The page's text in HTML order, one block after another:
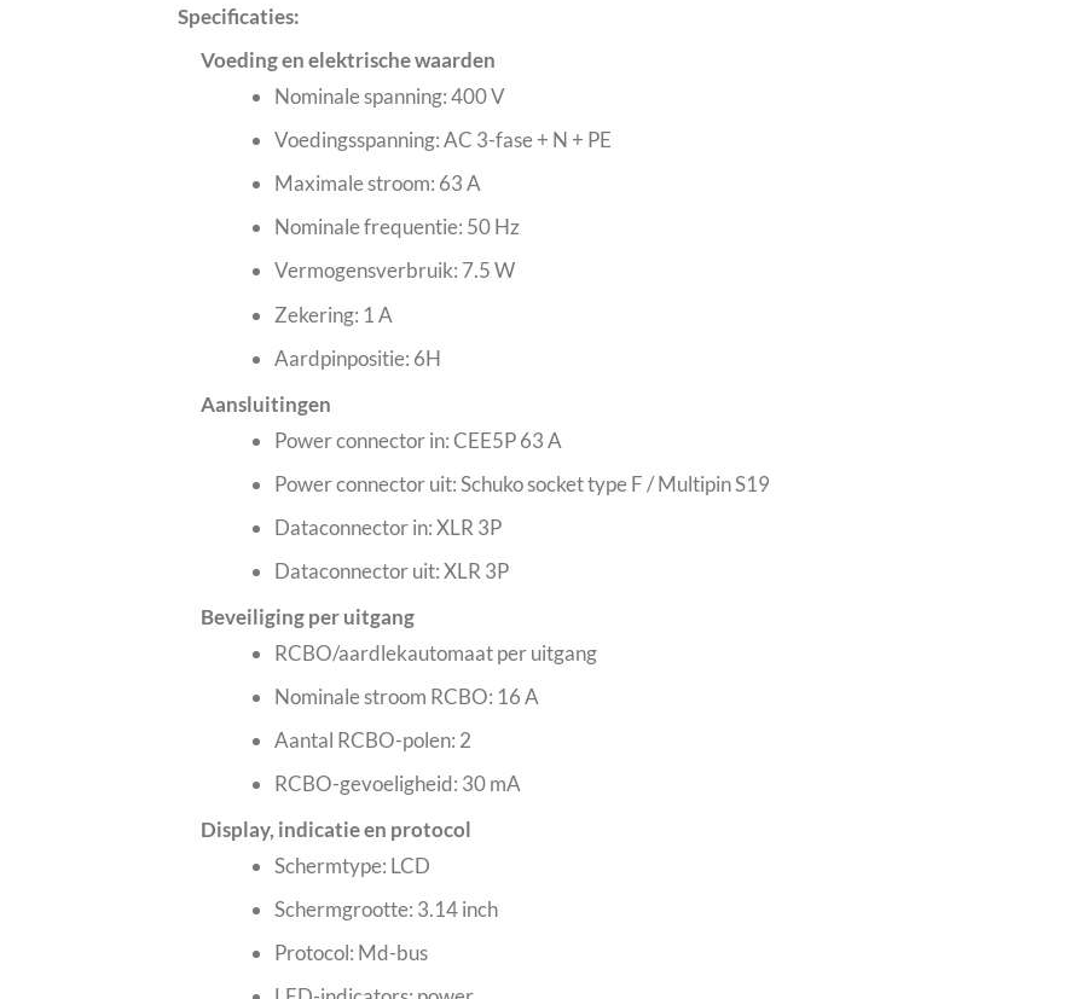
Specificaties:
Voeding en elektrische waarden
Nominale spanning: 400 V
Voedingsspanning: AC 3-fase + N + PE
Maximale stroom: 63 A
Nominale frequentie: 50 Hz
Vermogensverbruik: 7.5 W
Zekering: 1 A
Aardpinpositie: 6H
Aansluitingen
Power connector in: CEE5P 63 A
Power connector uit: Schuko socket type F / Multipin S19
Dataconnector in: XLR 3P
Dataconnector uit: XLR 3P
Beveiliging per uitgang
RCBO/aardlekautomaat per uitgang
Nominale stroom RCBO: 16 A
Aantal RCBO-polen: 2
RCBO-gevoeligheid: 30 mA
Display, indicatie en protocol
Schermtype: LCD
Schermgrootte: 3.14 inch
Protocol: Md-bus